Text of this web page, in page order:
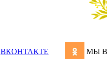
ВКОНТАКТЕ МЫ